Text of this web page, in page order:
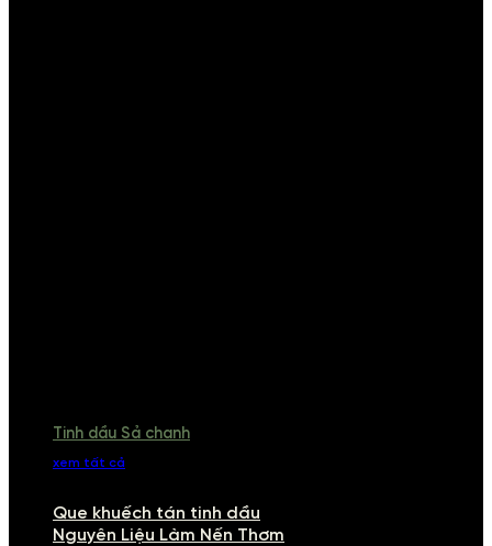
Tinh dầu Sả chanh
xem tất cả
Que khuếch tán tinh dầu
Nguyên Liệu Làm Nến Thơm